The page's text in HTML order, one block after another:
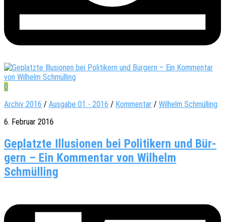
0
Archiv 2016 / Ausgabe 01 - 2016 / Kommentar / Wilhelm Schmülling
6. Februar 2016
Geplatzte Illu­sio­nen bei Poli­ti­kern und Bür­
gern – Ein Kom­men­tar von Wil­helm
Schmülling